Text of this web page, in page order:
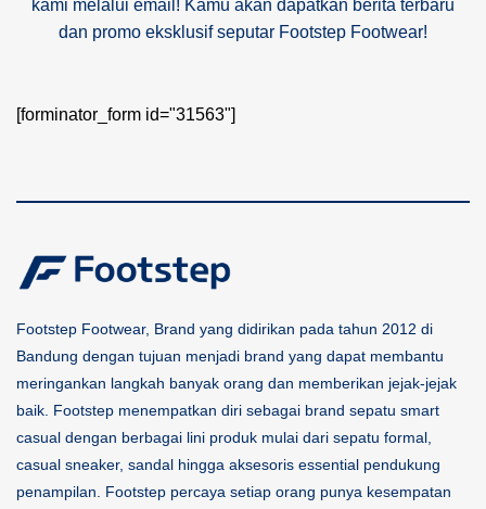
kami melalui email! Kamu akan dapatkan berita terbaru
dan promo eksklusif seputar Footstep Footwear!
[forminator_form id="31563"]
Footstep Footwear, Brand yang didirikan pada tahun 2012 di
Bandung dengan tujuan menjadi brand yang dapat membantu
meringankan langkah banyak orang dan memberikan jejak-jejak
baik. Footstep menempatkan diri sebagai brand sepatu smart
casual dengan berbagai lini produk mulai dari sepatu formal,
casual sneaker, sandal hingga aksesoris essential pendukung
penampilan. Footstep percaya setiap orang punya kesempatan